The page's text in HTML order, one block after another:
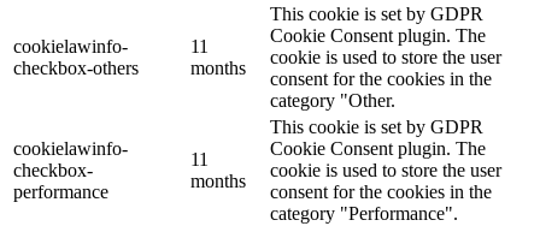
cookielawinfo-
checkbox-others
11
months
This cookie is set by GDPR
Cookie Consent plugin. The
cookie is used to store the user
consent for the cookies in the
category "Other.
cookielawinfo-
checkbox-
performance
11
months
This cookie is set by GDPR
Cookie Consent plugin. The
cookie is used to store the user
consent for the cookies in the
category "Performance".